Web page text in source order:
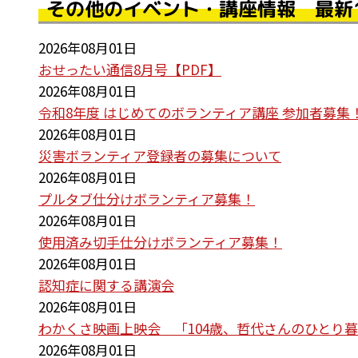
その他のイベント・講座情報 最
2026年08月01日
おせったい通信8月号【PDF】
2026年08月01日
令和8年度 はじめてのボランティア講座 参加者募集！
2026年08月01日
災害ボランティア登録者の募集について
2026年08月01日
プルタブ仕分けボランティア募集！
2026年08月01日
使用済み切手仕分けボランティア募集！
2026年08月01日
認知症に関する講演会
2026年08月01日
わかくさ映画上映会 「104歳、哲代さんのひとり暮
2026年08月01日